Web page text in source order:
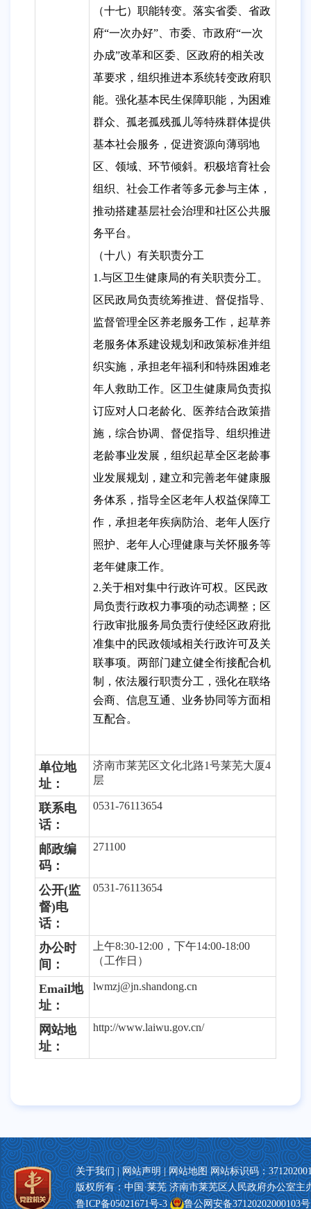
（十七）职能转变。落实省委、省政
府“一次办好”、市委、市政府“一次
办成”改革和区委、区政府的相关改
革要求，组织推进本系统转变政府职
能。强化基本民生保障职能，为困难
群众、孤老孤残孤儿等特殊群体提供
基本社会服务，促进资源向薄弱地
区、领域、环节倾斜。积极培育社会
组织、社会工作者等多元参与主体，
推动搭建基层社会治理和社区公共服
务平台。
（十八）有关职责分工
1.与区卫生健康局的有关职责分工。
区民政局负责统筹推进、督促指导、
监督管理全区养老服务工作，起草养
老服务体系建设规划和政策标准并组
织实施，承担老年福利和特殊困难老
年人救助工作。区卫生健康局负责拟
订应对人口老龄化、医养结合政策措
施，综合协调、督促指导、组织推进
老龄事业发展，组织起草全区老龄事
业发展规划，建立和完善老年健康服
务体系，指导全区老年人权益保障工
作，承担老年疾病防治、老年人医疗
照护、老年人心理健康与关怀服务等
老年健康工作。
2.关于相对集中行政许可权。区民政
局负责行政权力事项的动态调整；区
行政审批服务局负责行使经区政府批
准集中的民政领域相关行政许可及关
联事项。两部门建立健全衔接配合机
制，依法履行职责分工，强化在联络
会商、信息互通、业务协同等方面相
互配合。
单位地
址：
济南市莱芜区文化北路1号莱芜大厦4
层
联系电
话：
0531-76113654
邮政编
码：
271100
公开(监
督)电
话：
0531-76113654
办公时
间：
上午8:30-12:00，下午14:00-18:00
（工作日）
Email地
址：
lwmzj@jn.shandong.cn
网站地
址：
http://www.laiwu.gov.cn/
关于我们|网站声明|网站地图网站标识码：
版权所有：中国·莱芜 济南市莱芜区人民政府办公室主
鲁ICP备05021671号-3
鲁公网安备37120202000103